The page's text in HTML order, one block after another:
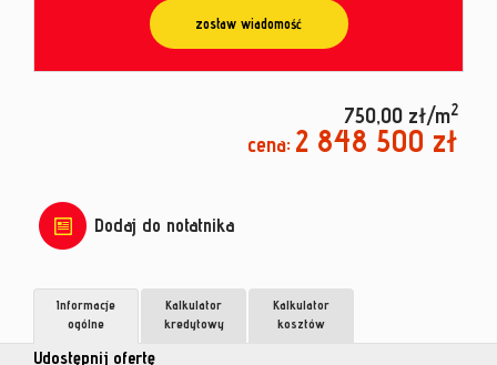
zostaw wiadomość
750,00 zł/m2
cena: 2 848 500 zł
Dodaj do notatnika
Udostępnij ofertę
Informacje
ogólne
Kalkulator
kredytowy
Kalkulator
kosztów